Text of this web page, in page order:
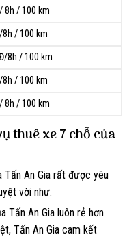
8h / 100 km
/ 100 km
8h / 100 km
/ 100 km
8h / 100 km
thuê xe 7 chỗ của
Tấn An Gia rất được yêu
vời như:
Tấn An Gia luôn rẻ hơn
Tấn An Gia cam kết